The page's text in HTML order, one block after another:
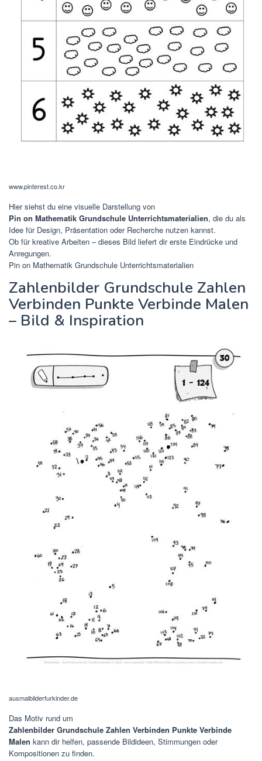
www.pinterest.co.kr
Hier siehst du eine visuelle Darstellung von
Pin on Mathematik Grundschule Unterrichtsmaterialien, die du als
Idee für Design, Präsentation oder Recherche nutzen kannst.
Ob für kreative Arbeiten – dieses Bild liefert dir erste Eindrücke und
Anregungen.
Pin on Mathematik Grundschule Unterrichtsmaterialien
Zahlenbilder Grundschule Zahlen
Verbinden Punkte Verbinde Malen
– Bild & Inspiration
ausmalbilderfurkinder.de
Das Motiv rund um
Zahlenbilder Grundschule Zahlen Verbinden Punkte Verbinde
Malen kann dir helfen, passende Bildideen, Stimmungen oder
Kompositionen zu finden.